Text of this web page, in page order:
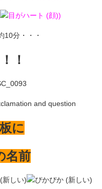
)
10分・・・
！
に
名前